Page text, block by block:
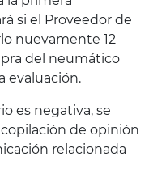
si el Proveedor de
nuevamente 12
del neumático
evaluación.
es negativa, se
de opinión
relacionada